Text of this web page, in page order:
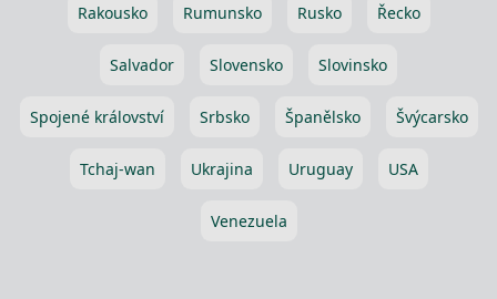
Rakousko Rumunsko Rusko Řecko
Salvador Slovensko Slovinsko
Spojené království Srbsko Španělsko Švýcarsko
Tchaj-wan Ukrajina Uruguay USA
Venezuela